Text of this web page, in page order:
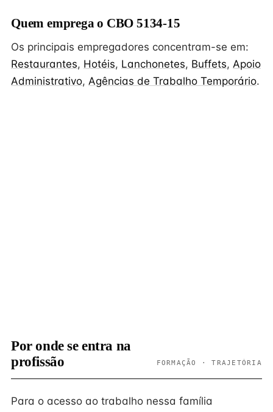
Quem emprega o CBO 5134-15
Os principais empregadores concentram-se em:
Restaurantes, Hotéis, Lanchonetes, Buffets, Apoio
Administrativo, Agências de Trabalho Temporário.
Por onde se entra na
profissão
FORMAÇÃO · TRAJETÓRIA
Para o acesso ao trabalho nessa família